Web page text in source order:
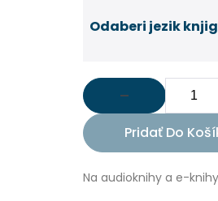
Odaberi jezik
Pridať Do
Na audioknihy a e-